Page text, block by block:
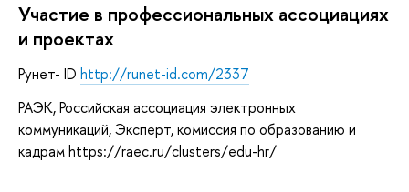
Участие в профессиональных ассоциациях
и проектах
Рунет- ID http://runet-id.com/2337
РАЭК, Российская ассоциация электронных
коммуникаций, Эксперт, комиссия по образованию и
кадрам https://raec.ru/clusters/edu-hr/